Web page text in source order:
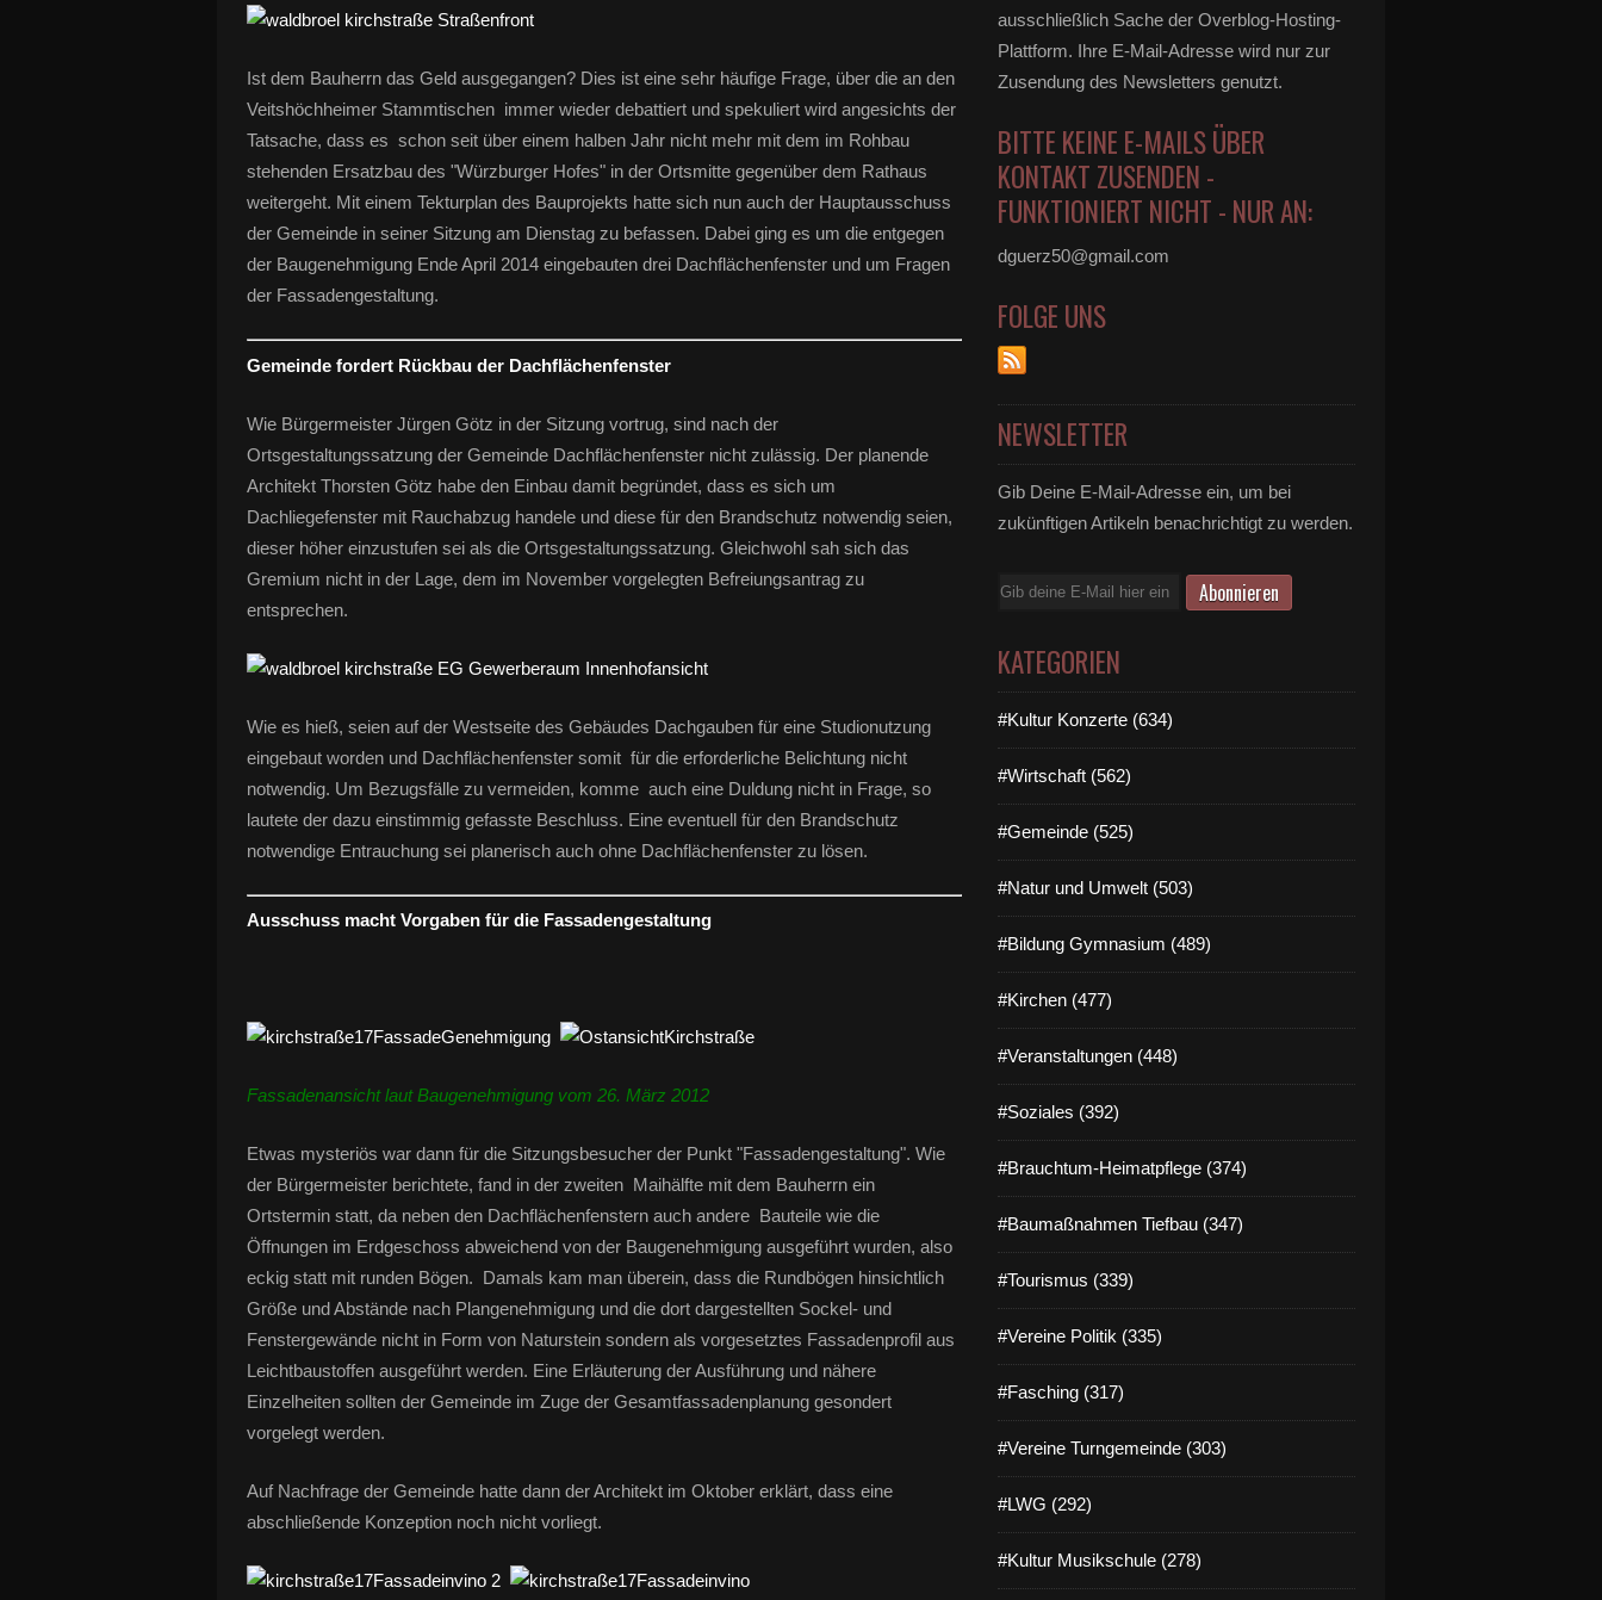
Ist dem Bauherrn das Geld ausgegangen? Dies ist eine sehr häufige Frage, über die an den
Veitshöchheimer Stammtischen immer wieder debattiert und spekuliert wird angesichts der
Tatsache, dass es schon seit über einem halben Jahr nicht mehr mit dem im Rohbau
stehenden Ersatzbau des "Würzburger Hofes" in der Ortsmitte gegenüber dem Rathaus
weitergeht. Mit einem Tekturplan des Bauprojekts hatte sich nun auch der Hauptausschuss
der Gemeinde in seiner Sitzung am Dienstag zu befassen. Dabei ging es um die entgegen
der Baugenehmigung Ende April 2014 eingebauten drei Dachflächenfenster und um Fragen
der Fassadengestaltung.
Gemeinde fordert Rückbau der Dachflächenfenster
Wie Bürgermeister Jürgen Götz in der Sitzung vortrug, sind nach der
Ortsgestaltungssatzung der Gemeinde Dachflächenfenster nicht zulässig. Der planende
Architekt Thorsten Götz habe den Einbau damit begründet, dass es sich um
Dachliegefenster mit Rauchabzug handele und diese für den Brandschutz notwendig seien,
dieser höher einzustufen sei als die Ortsgestaltungssatzung. Gleichwohl sah sich das
Gremium nicht in der Lage, dem im November vorgelegten Befreiungsantrag zu
entsprechen.
Wie es hieß, seien auf der Westseite des Gebäudes Dachgauben für eine Studionutzung
eingebaut worden und Dachflächenfenster somit für die erforderliche Belichtung nicht
notwendig. Um Bezugsfälle zu vermeiden, komme auch eine Duldung nicht in Frage, so
lautete der dazu einstimmig gefasste Beschluss. Eine eventuell für den Brandschutz
notwendige Entrauchung sei planerisch auch ohne Dachflächenfenster zu lösen.
Ausschuss macht Vorgaben für die Fassadengestaltung
Fassadenansicht laut Baugenehmigung vom 26. März 2012
Etwas mysteriös war dann für die Sitzungsbesucher der Punkt "Fassadengestaltung". Wie
der Bürgermeister berichtete, fand in der zweiten Maihälfte mit dem Bauherrn ein
Ortstermin statt, da neben den Dachflächenfenstern auch andere Bauteile wie die
Öffnungen im Erdgeschoss abweichend von der Baugenehmigung ausgeführt wurden, also
eckig statt mit runden Bögen. Damals kam man überein, dass die Rundbögen hinsichtlich
Größe und Abstände nach Plangenehmigung und die dort dargestellten Sockel- und
Fenstergewände nicht in Form von Naturstein sondern als vorgesetztes Fassadenprofil aus
Leichtbaustoffen ausgeführt werden. Eine Erläuterung der Ausführung und nähere
Einzelheiten sollten der Gemeinde im Zuge der Gesamtfassadenplanung gesondert
vorgelegt werden.
Auf Nachfrage der Gemeinde hatte dann der Architekt im Oktober erklärt, dass eine
abschließende Konzeption noch nicht vorliegt.
ausschließlich Sache der Overblog-Hosting-
Plattform. Ihre E-Mail-Adresse wird nur zur
Zusendung des Newsletters genutzt.
BITTE KEINE E-MAILS ÜBER
KONTAKT ZUSENDEN -
FUNKTIONIERT NICHT - NUR AN:
dguerz50@gmail.com
FOLGE UNS
NEWSLETTER
Gib Deine E-Mail-Adresse ein, um bei
zukünftigen Artikeln benachrichtigt zu werden.
E-
KATEGORIEN
#Kultur Konzerte (634)
#Wirtschaft (562)
#Gemeinde (525)
#Natur und Umwelt (503)
#Bildung Gymnasium (489)
#Kirchen (477)
#Veranstaltungen (448)
#Soziales (392)
#Brauchtum-Heimatpflege (374)
#Baumaßnahmen Tiefbau (347)
#Tourismus (339)
#Vereine Politik (335)
#Fasching (317)
#Vereine Turngemeinde (303)
#LWG (292)
#Kultur Musikschule (278)